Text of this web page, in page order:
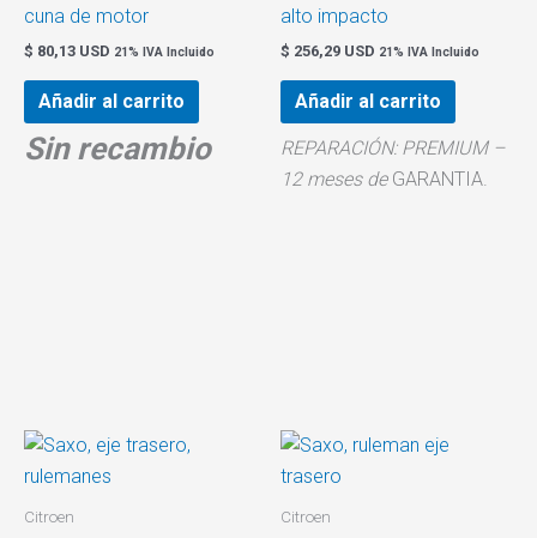
cuna de motor
$ 80,13 USD 21% IVA Incluido
Añadir al carrito
Sin recambio
alto impacto
$ 256,29 USD 21% IVA Incluido
Añadir al carrito
REPARACIÓN: PREMIUM –
12 meses de GARANTIA.
Citroen Citroen